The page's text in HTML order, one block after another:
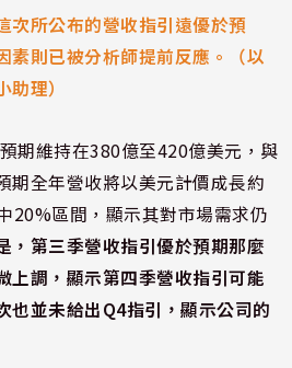
次所公布的營收指引遠優於預
素則已被分析師提前反應。（以
理）
期維持在380億至420億美元，與
期全年營收將以美元計價成長約
20%區間，顯示其對市場需求仍
，第三季營收指引優於預期那麼
上調，顯示第四季營收指引可能
也並未給出Q4指引，顯示公司的